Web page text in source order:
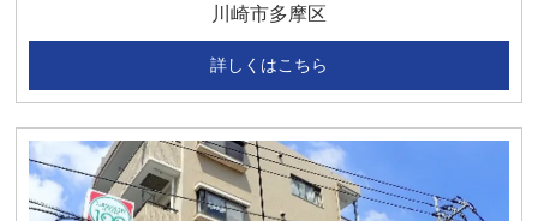
川崎市多摩区
詳しくはこちら